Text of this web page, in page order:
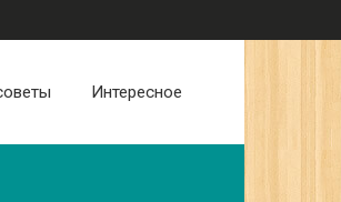
Интересное